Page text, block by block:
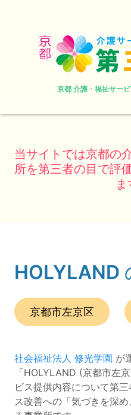
京都 介護・福祉サー
当サイトでは京都の
所を第三者の目で評
ま
(ページのタイトル)
HOLYLAND
この事業所の所在エリアは
京都市左京区
社会福祉法人 修光学園 が
「HOLYLAND (京都市左
ビス提供内容について第
ス改善への「気づきを深